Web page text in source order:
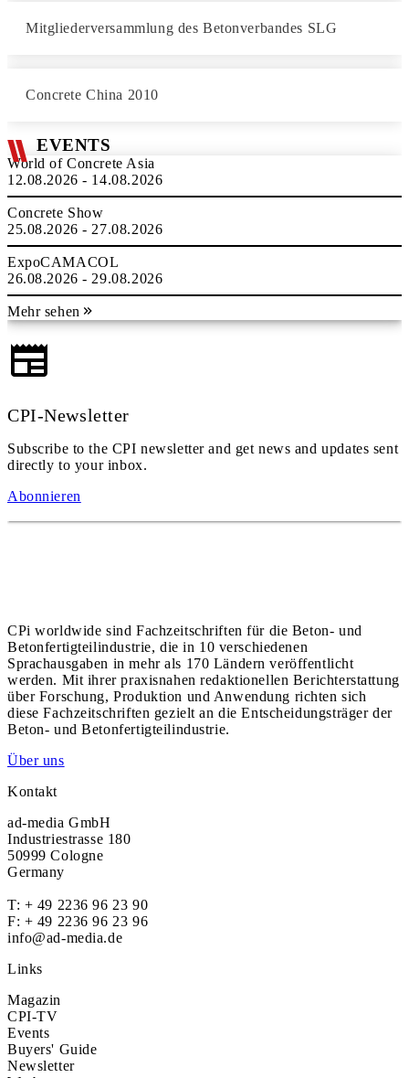
Mitgliederversammlung des Betonverbandes SLG
Concrete China 2010
EVENTS
World of Concrete Asia
12.08.2026 - 14.08.2026
Concrete Show
25.08.2026 - 27.08.2026
ExpoCAMACOL
26.08.2026 - 29.08.2026
Mehr sehen
CPI-Newsletter
Subscribe to the CPI newsletter and get news and updates sent
directly to your inbox.
Abonnieren
CPi worldwide sind Fachzeitschriften für die Beton- und
Betonfertigteilindustrie, die in 10 verschiedenen
Sprachausgaben in mehr als 170 Ländern veröffentlicht
werden. Mit ihrer praxisnahen redaktionellen Berichterstattung
über Forschung, Produktion und Anwendung richten sich
diese Fachzeitschriften gezielt an die Entscheidungsträger der
Beton- und Betonfertigteilindustrie.
Über uns
Kontakt
ad-media GmbH
Industriestrasse 180
50999 Cologne
Germany
T: + 49 2236 96 23 90
F: + 49 2236 96 23 96
info@ad-media.de
Links
Magazin
CPI-TV
Events
Buyers' Guide
Newsletter